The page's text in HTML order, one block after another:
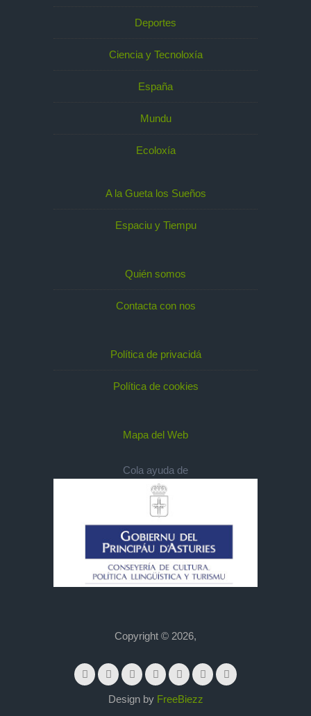
Deportes
Ciencia y Tecnoloxía
España
Mundu
Ecoloxía
A la Gueta los Sueños
Espaciu y Tiempu
Quién somos
Contacta con nos
Política de privacidá
Política de cookies
Mapa del Web
Cola ayuda de
Copyright © 2026,
Design by FreeBiezz